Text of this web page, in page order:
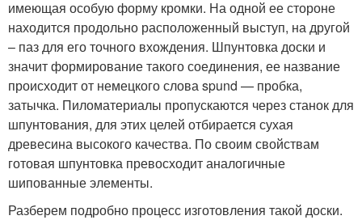
имеющая особую форму кромки. На одной ее стороне
находится продольно расположенный выступ, на другой
– паз для его точного вхождения. Шпунтовка доски и
значит формирование такого соединения, ее название
происходит от немецкого слова spund — пробка,
затычка. Пиломатериалы пропускаются через станок для
шпунтования, для этих целей отбирается сухая
древесина высокого качества. По своим свойствам
готовая шпунтовка превосходит аналогичные
шипованные элементы.
Разберем подробно процесс изготовления такой доски.